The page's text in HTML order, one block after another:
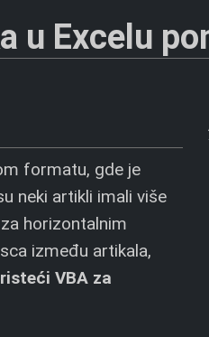
u Excelu
formatu, gde je
neki artikli imali više
horizontalnim
između artikala,
VBA za